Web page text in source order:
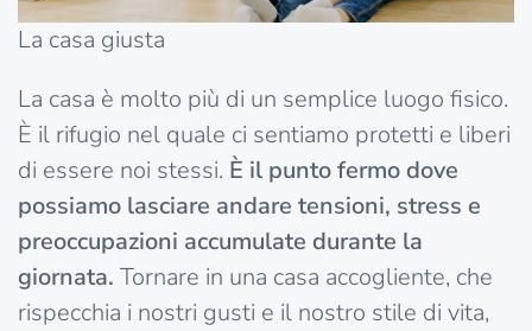
La casa giusta
La casa è molto più di un semplice luogo fisico.
È il rifugio nel quale ci sentiamo protetti e liberi
di essere noi stessi. È il punto fermo dove
possiamo lasciare andare tensioni, stress e
preoccupazioni accumulate durante la
giornata. Tornare in una casa accogliente, che
rispecchia i nostri gusti e il nostro stile di vita,